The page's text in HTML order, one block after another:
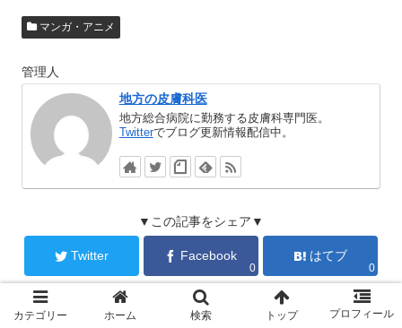
マンガ・アニメ
管理人
地方の皮膚科医
地方総合病院に勤務する皮膚科専門医。
Twitterでブログ更新情報配信中。
▼この記事をシェア▼
Twitter Facebook
0
はてブ
0
0
LINE